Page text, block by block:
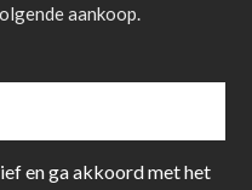
aankoop.
en ga akkoord met het